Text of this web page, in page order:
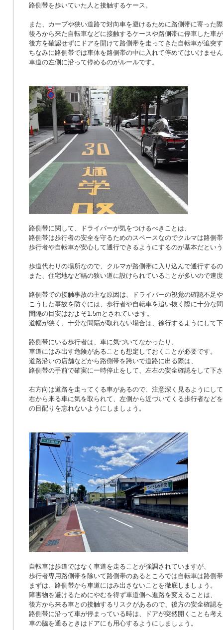
路側帯を歩いていた人と接触するケース。
また、カーブや狭い道路で対向車を避けるために路側帯に寄った
後ろから来た自転車などに接触するケースや路側帯に停車した車
後方を確認せずにドアを開けて路側帯を走ってきた自転車が追突
ちなみに路側帯では車体を路側帯の中に入れて停めてはいけませ
車道の左側に沿って停めるのがルールです。
路側帯に関して、ドライバーが気をつけるべきことは、
路側帯は歩行者の安全を守るためのスペースなのでクルマは路側
歩行者や自転車が安心して通行できるようにするのが基本だとい
歩道代わりの場所なので、クルマが路側帯に入り込んで通行する
また、住宅地など幅の狭い道に設けられていることが多いので速
路側帯での接触事故の主な原因は、ドライバーの視覚の確認不足
こうした事故を防ぐには、歩行者や自転車を追い抜く際に十分な
間隔の目安はおよそ1.5mとされています。
道幅が狭く、十分な間隔が取れない場合は、徐行するようにして
路側帯にいる歩行者は、車に気づいてなかったり、
車道にはみ出す危険があることも想定しておくことが必要です。
道路沿いの店舗などから路側帯を跨いで道路に出る際は、
路側帯の手前で確実に一時停止をして、左右の安全確認をして下
右方向は道路を走ってくる車があるので、注意深く見るようにし
右から来る車に気を取られて、左側から近づいてくる歩行者など
の目配りを忘れないようにしましょう。
自転車は歩道ではなく車道を走ることが強調されていますが、
歩行者専用路側帯を除いて路側帯のあるところでは自転車は路側
まずは、路側帯から車道にはみ出さないことを徹底しましょう。
障害物を避けるためにやむを得ず車道側へ進路を変えることは、
後方から来る車との接触するリスクがあるので、後方の安全確認
路側帯に沿って車が停まっている時は、ドアが突然開くことも考
車の脇を通るときはドアにも用心するようにしましょう。